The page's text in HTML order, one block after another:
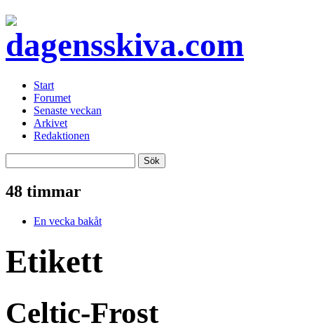
Start
Forumet
Senaste veckan
Arkivet
Redaktionen
48 timmar
En vecka bakåt
Etikett
Celtic-Frost